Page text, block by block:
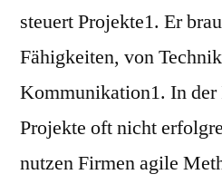
steuert Projekte1. Er
Fähigkeiten, von
Kommunikation1. In der
Projekte oft nicht
nutzen Firmen agile